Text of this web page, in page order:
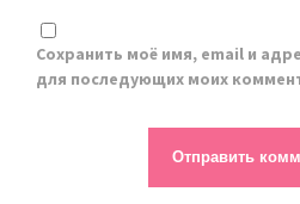
Сохранить моё имя, email и
для последующих моих